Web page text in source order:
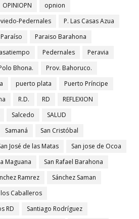
OPINIOPN
opnion
Pedernales
P. Las Casas Azua
Paraíso
Paraiso Barahona
Pedernales
Peravia
Bhona.
Prov. Bahoruco.
puerto plata
Puerto Príncipe
R.D. RD
REFLEXION
Salcedo
SALUD
Samaná
San Cristóbal
José de las Matas
San jose de Ocoa
Maguana
San Rafael Barahona
Ramrez
Sánchez Saman
Caballeros
RD
Santiago Rodríguez